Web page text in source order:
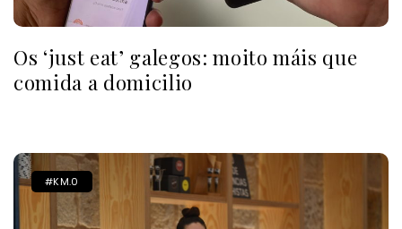
Os ‘just eat’ galegos: moito máis que
comida a domicilio
#KM.0